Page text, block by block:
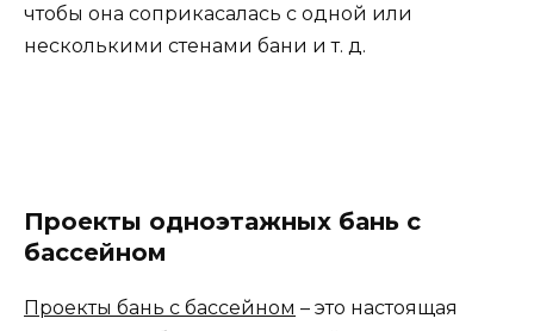
чтобы она соприкасалась с одной или
несколькими стенами бани и т. д.
Проекты одноэтажных бань с
бассейном
Проекты бань с бассейном – это настоящая